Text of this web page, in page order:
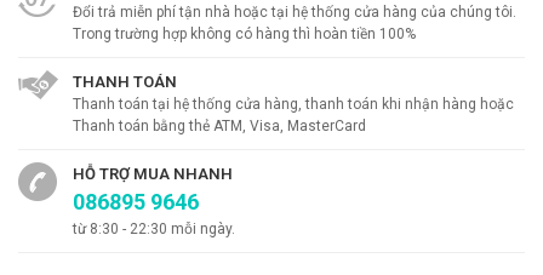
Đổi trả miễn phí tận nhà hoặc tại hệ thống cửa hàng của chúng tôi.
Trong trường hợp không có hàng thì hoàn tiền 100%
THANH TOÁN
Thanh toán tại hệ thống cửa hàng, thanh toán khi nhận hàng hoặc
Thanh toán bằng thẻ ATM, Visa, MasterCard
HỖ TRỢ MUA NHANH
086895 9646
từ 8:30 - 22:30 mỗi ngày.